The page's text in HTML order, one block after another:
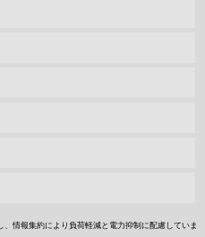
情報集約により負荷軽減と電力抑制に配慮していま